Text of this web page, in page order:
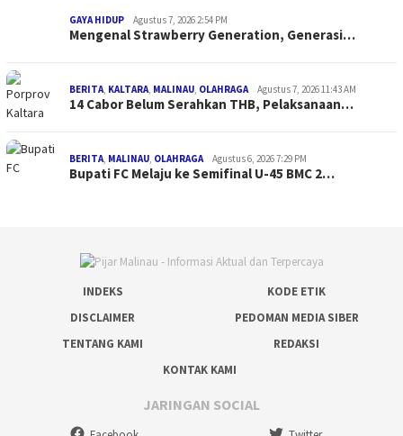
GAYA HIDUP Agustus 7, 2026 2:54 PM
Mengenal Strawberry Generation, Generasi…
BERITA KALTARA MALINAU OLAHRAGA Agustus 7, 2026 11:43 AM
14 Cabor Belum Serahkan THB, Pelaksanaan…
BERITA MALINAU OLAHRAGA Agustus 6, 2026 7:29 PM
Bupati FC Melaju ke Semifinal U-45 BMC 2…
INDEKS
KODE ETIK
DISCLAIMER
PEDOMAN MEDIA SIBER
TENTANG KAMI
REDAKSI
KONTAK KAMI
JARINGAN SOCIAL